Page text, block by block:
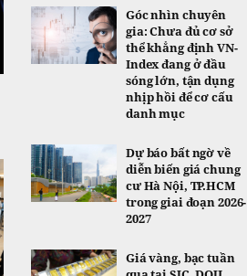
Góc nhìn chuyên
gia: Chưa đủ cơ sở
thể khẳng định VN-
Index đang ở đầu
sóng lớn, tận dụng
nhịp hồi để cơ cấu
danh mục
Dự báo bất ngờ về
diễn biến giá chung
cư Hà Nội, TP.HCM
trong giai đoạn 2026-
2027
Giá vàng, bạc tuần